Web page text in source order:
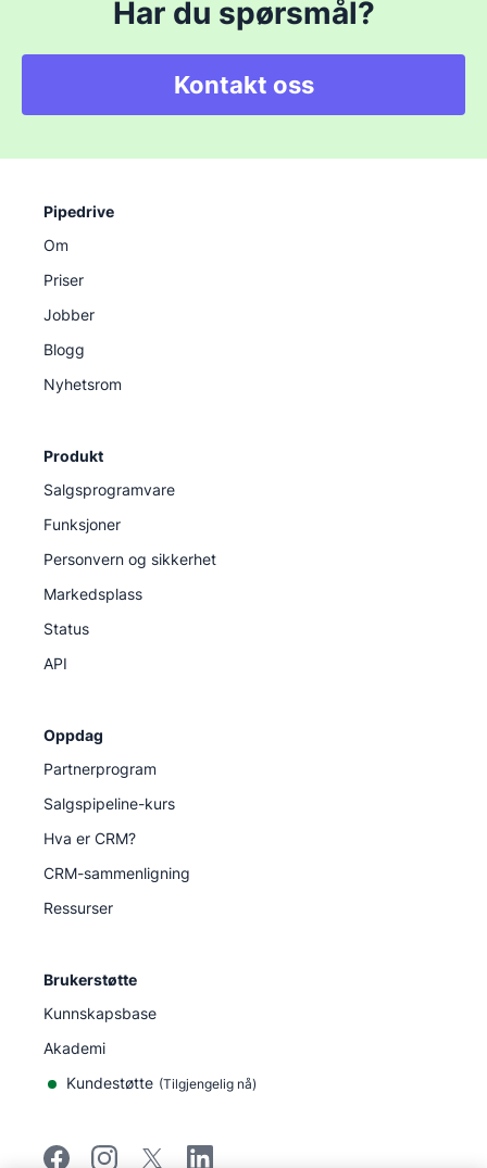
Har du spørsmål?
Kontakt oss
Pipedrive
Om
Priser
Jobber
Blogg
Nyhetsrom
Produkt
Salgsprogramvare
Funksjoner
Personvern og sikkerhet
Markedsplass
Status
API
Oppdag
Partnerprogram
Salgspipeline-kurs
Hva er CRM?
CRM-sammenligning
Ressurser
Brukerstøtte
Kunnskapsbase
Akademi
Kundestøtte (Tilgjengelig nå)